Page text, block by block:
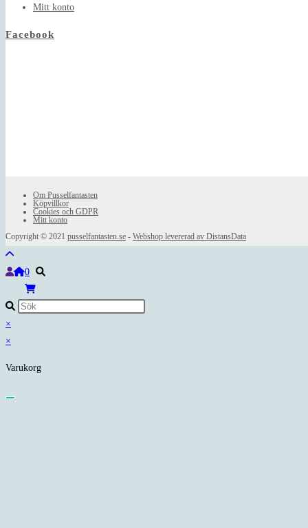
Mitt konto
Facebook
Om Pusselfantasten
Köpvillkor
Cookies och GDPR
Mitt konto
Copyright © 2021 pusselfantasten.se - Webshop levererad av DistansData
0
×
×
Varukorg